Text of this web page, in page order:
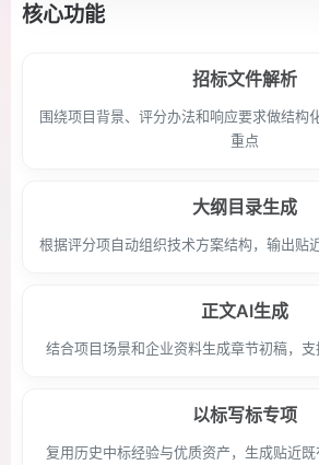
核心功能
招标文件解析
围绕项目背景、评分办法和响应要求做结构
重点
大纲目录生成
根据评分项自动组织技术方案结构，输出贴
正文AI生成
结合项目场景和企业资料生成章节初稿，
以标写标专项
复用历史中标经验与优质资产，生成贴近